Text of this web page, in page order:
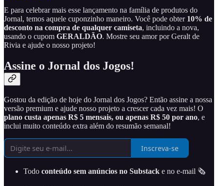
E para celebrar mais esse lançamento na família de produtos do
Jornal, temos aquele cuponzinho maneiro. Você pode obter 10% de
desconto na compra de qualquer camiseta, incluindo a nova,
usando o cupom GERALDÃO. Mostre seu amor por Geralt de
Rivia e ajude o nosso projeto!
Assine o Jornal dos Jogos!
Gostou da edição de hoje do Jornal dos Jogos? Então assine a nossa
versão premium e ajude nosso projeto a crescer cada vez mais! O
plano custa apenas R$ 5 mensais, ou apenas R$ 50 por ano, e
inclui muito conteúdo extra além do resumão semanal!
Inscreva-se
Todo conteúdo sem anúncios no Substack e no e-mail 🗞️